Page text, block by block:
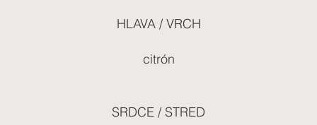
HLAVA / VRCH
citrón
SRDCE / STRED